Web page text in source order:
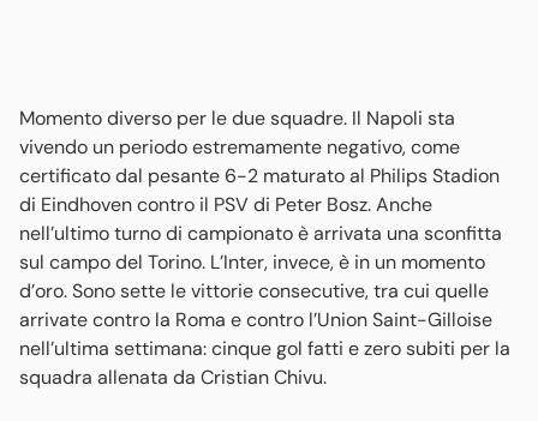
Momento diverso per le due squadre. Il Napoli sta
vivendo un periodo estremamente negativo, come
certificato dal pesante 6-2 maturato al Philips Stadion
di Eindhoven contro il PSV di Peter Bosz. Anche
nell’ultimo turno di campionato è arrivata una sconfitta
sul campo del Torino. L’Inter, invece, è in un momento
d’oro. Sono sette le vittorie consecutive, tra cui quelle
arrivate contro la Roma e contro l’Union Saint-Gilloise
nell’ultima settimana: cinque gol fatti e zero subiti per la
squadra allenata da Cristian Chivu.